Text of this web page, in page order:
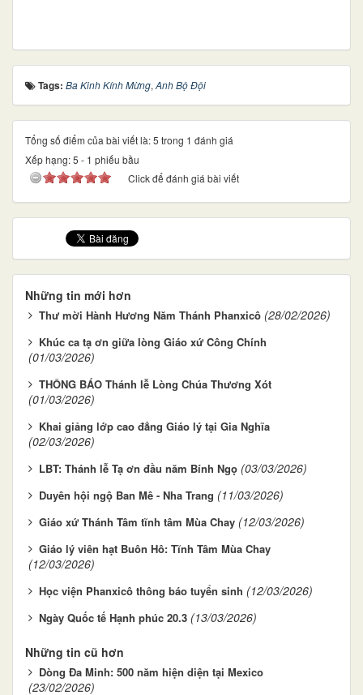
Tags: Ba Kinh Kính Mừng, Anh Bộ Đội
Tổng số điểm của bài viết là: 5 trong 1 đánh giá
Xếp hạng:5 - 1 phiếu bầu
Click để đánh giá bài viết
Những tin mới hơn
Thư mời Hành Hương Năm Thánh Phanxicô (28/02/2026)
Khúc ca tạ ơn giữa lòng Giáo xứ Công Chính
(01/03/2026)
THÔNG BÁO Thánh lễ Lòng Chúa Thương Xót
(01/03/2026)
Khai giảng lớp cao đẳng Giáo lý tại Gia Nghĩa
(02/03/2026)
LBT: Thánh lễ Tạ ơn đầu năm Bính Ngọ (03/03/2026)
Duyên hội ngộ Ban Mê - Nha Trang (11/03/2026)
Giáo xứ Thánh Tâm tĩnh tâm Mùa Chay (12/03/2026)
Giáo lý viên hạt Buôn Hô: Tĩnh Tâm Mùa Chay
(12/03/2026)
Học viện Phanxicô thông báo tuyển sinh (12/03/2026)
Ngày Quốc tế Hạnh phúc 20.3 (13/03/2026)
Những tin cũ hơn
Dòng Đa Minh: 500 năm hiện diện tại Mexico
(23/02/2026)